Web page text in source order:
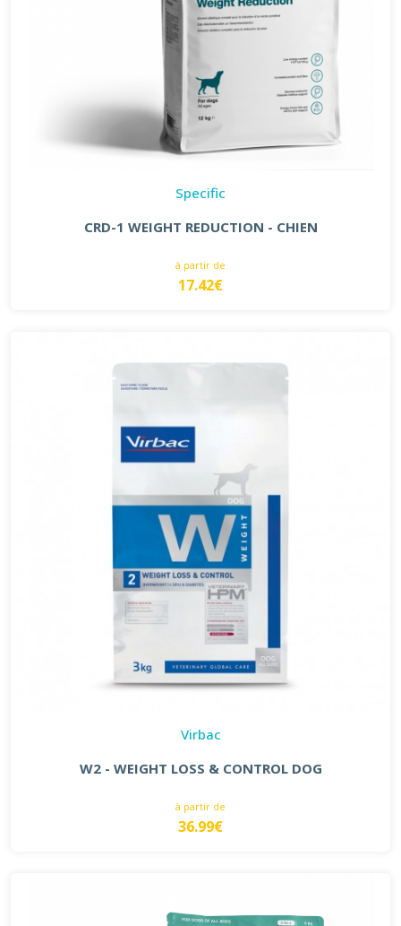
Specific
CRD-1 WEIGHT REDUCTION - CHIEN
à partir de
17.42€
Virbac
W2 - WEIGHT LOSS & CONTROL DOG
à partir de
36.99€